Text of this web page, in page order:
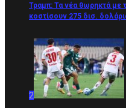
Τραμπ: Τα νέα θωρηκτά με
κοστίσουν 275 δισ.
2